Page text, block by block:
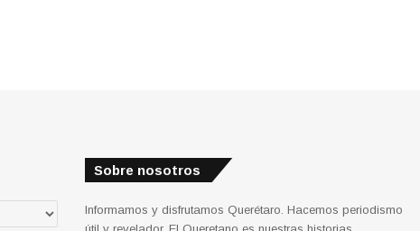
Sobre nosotros
Informamos y disfrutamos Querétaro. Hacemos periodismo